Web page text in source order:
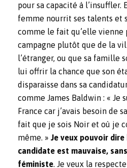
pour sa capacité à l’insuffler.
femme nourrit ses talents et
comme le fait qu’elle vienne
campagne plutôt que de la
l’étranger, ou que sa famille
lui offrir la chance que son
disparaisse dans sa
comme James Baldwin : « Je
France car j’avais besoin de
fait que je sois Noir et où je
même. » Je veux pouvoir
candidate est mauvaise,
féministe. Je veux la